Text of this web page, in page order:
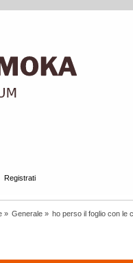
Registrati
» Generale» ho perso il foglio con le